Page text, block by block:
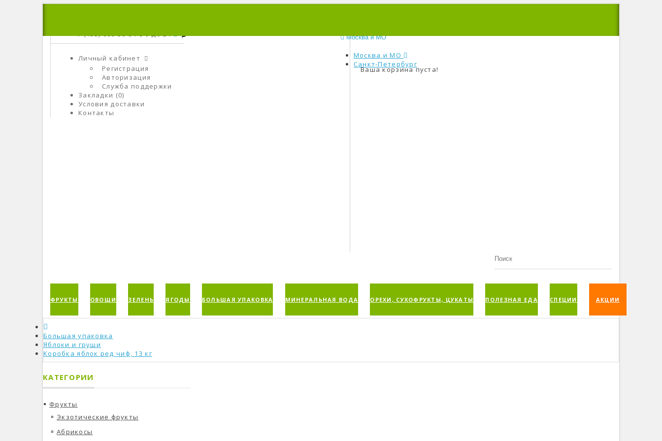
+7 (495) 666-56-84C 9 До 21
Личный кабинет
Регистрация
Авторизация
Служба поддержки
Закладки (0)
Условия доставки
Контакты
Ваша корзина пуста!
Москва и МО
Москва и МО
Санкт-Петербург
ФРУКТЫ ОВОЩИ ЗЕЛЕНЬ ЯГОДЫ БОЛЬШАЯ УПАКОВКА МИНЕРАЛЬНАЯ ВОДА ОРЕХИ, СУХОФРУКТЫ, ЦУКАТЫ ПОЛЕЗНАЯ ЕДА СПЕЦИИ АКЦИИ
Большая упаковка
Яблоки и груши
Коробка яблок ред чиф, 13 кг
КАТЕГОРИИ
Фрукты
Экзотические фрукты
Абрикосы